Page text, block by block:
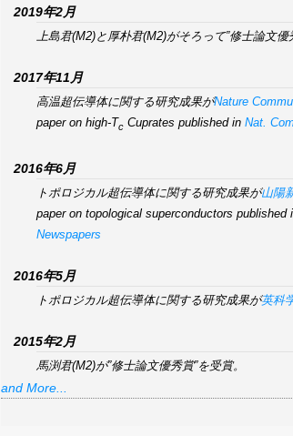
2019年2月
上島君(M2)と厚朴君(M2)がそろって”修士論文優
2017年11月
高温超伝導体に関する研究成果がNature
paper on high-TcCuprates published in Nat.
2016年6月
トポロジカル超伝導体に関する研究成果が山陽
paper on topological superconductors
Newspapers
2016年5月
トポロジカル超伝導体に関する研究成果が英科
2015年2月
馬渕君(M2)が”修士論文優秀賞”を受賞。
and More...